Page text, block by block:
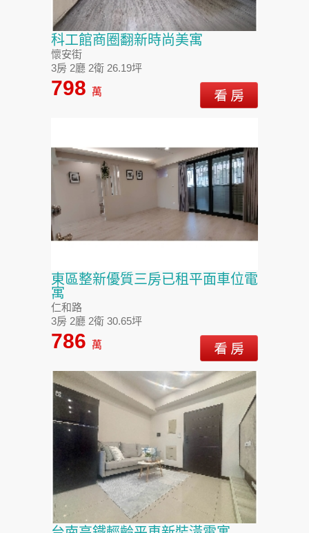
科工館商圈翻新時尚美寓
懷安街
3房 2廳 2衛 26.19坪
798 萬
東區整新優質三房已租平面車位電
寓
仁和路
3房 2廳 2衛 30.65坪
786 萬